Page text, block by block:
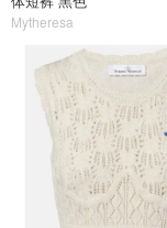
Mytheresa